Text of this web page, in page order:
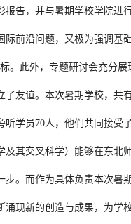
报告，并与暑期学校学院
际前沿问题，又极为强调
。此外，专题研讨会充分
了友谊。本次暑期学校，
听学员70人，他们共同接
及其交叉科学）能够在东
步。而作为具体负责本次
涌现新的创造与成果，为